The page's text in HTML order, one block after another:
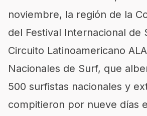
noviembre, la región de la
del Festival Internacional de
Circuito Latinoamericano
Nacionales de Surf, que
500 surfistas nacionales y
compitieron por nueve días